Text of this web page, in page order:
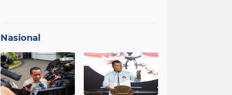
Nasional